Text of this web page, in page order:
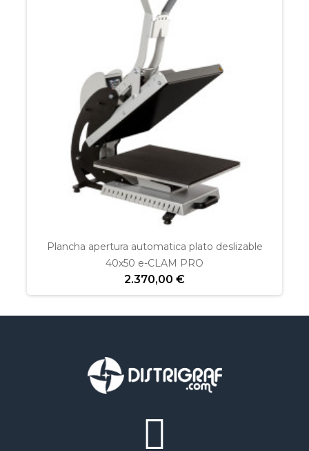
Plancha apertura automatica plato deslizable
40x50 e-CLAM PRO
2.370,00 €